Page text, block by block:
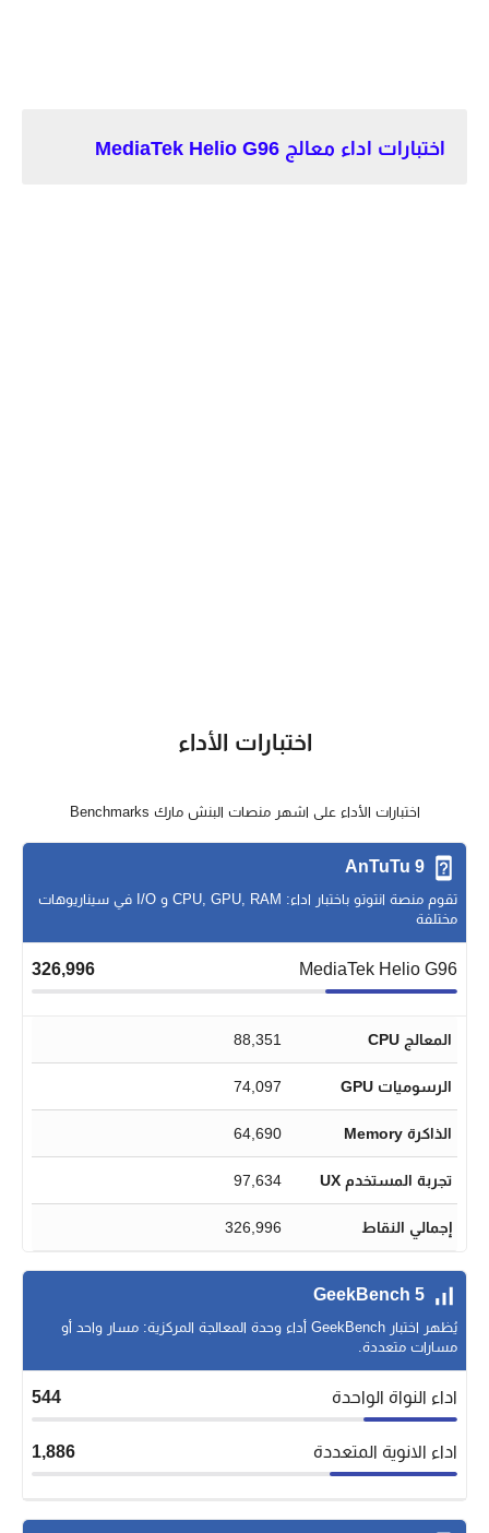
اختبارات اداء معالج MediaTek Helio G96
اختبارات الأداء
اختبارات الأداء على اشهر منصات البنش مارك Benchmarks
AnTuTu 9
تقوم منصة انتوتو باختبار اداء: CPU, GPU, RAM و I/O في سيناريوهات
مختلفة
MediaTek Helio G96
326,996
المعالج CPU 88,351
الرسوميات GPU 74,097
الذاكرة Memory 64,690
تجربة المستخدم UX 97,634
إجمالي النقاط 326,996
GeekBench 5
يُظهر اختبار GeekBench أداء وحدة المعالجة المركزية: مسار واحد أو
مسارات متعددة.
اداء النواة الواحدة 544
اداء الانوية المتعددة 1,886